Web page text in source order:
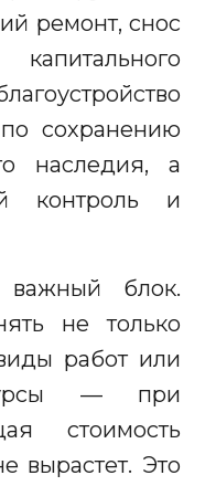
ремонт, снос
сохранению
наследия, а
контроль и
блок.
не только
работ или
— при
стоимость
вырастет. Это